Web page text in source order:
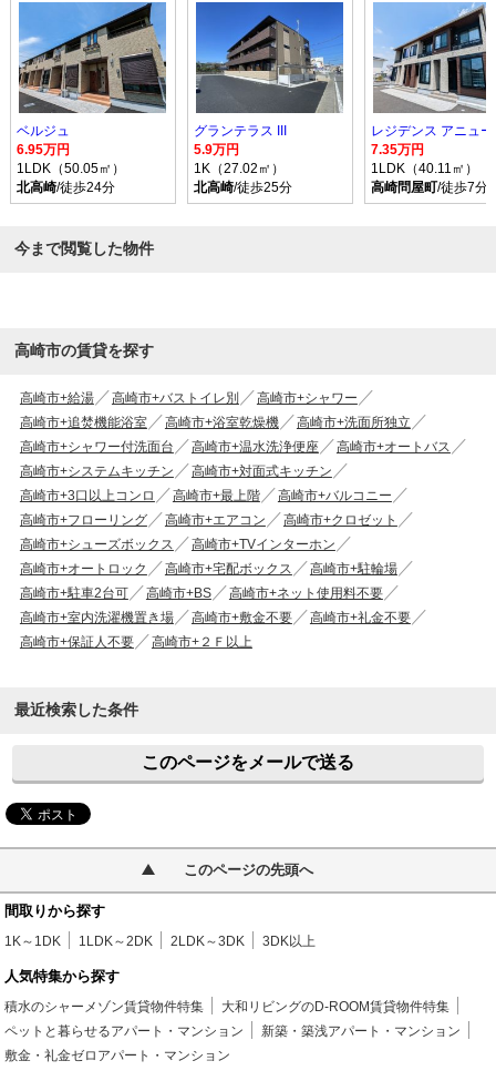
ベルジュ
6.95万円
1LDK（50.05㎡）
北高崎/徒歩24分
グランテラス III
5.9万円
1K（27.02㎡）
北高崎/徒歩25分
レジデンス アニュー
7.35万円
1LDK（40.11㎡）
高崎問屋町/徒歩7分
今まで閲覧した物件
高崎市の賃貸を探す
高崎市+給湯 高崎市+バストイレ別
高崎市+シャワー
高崎市+追焚機能浴室
高崎市+浴室乾燥機
高崎市+洗面所独立
高崎市+シャワー付洗面台
高崎市+温水洗浄便座
高崎市+オートバス
高崎市+システムキッチン
高崎市+対面式キッチン
高崎市+3口以上コンロ
高崎市+最上階
高崎市+バルコニー
高崎市+フローリング
高崎市+エアコン
高崎市+クロゼット
高崎市+シューズボックス
高崎市+TVインターホン
高崎市+オートロック
高崎市+宅配ボックス
高崎市+駐輪場
高崎市+駐車2台可
高崎市+BS
高崎市+ネット使用料不要
高崎市+室内洗濯機置き場
高崎市+敷金不要
高崎市+礼金不要
高崎市+保証人不要
高崎市+２Ｆ以上
最近検索した条件
このページをメールで送る
このページの先頭へ
間取りから探す
1K～1DK 1LDK～2DK 2LDK～3DK 3DK以上
人気特集から探す
積水のシャーメゾン賃貸物件特集
大和リビングのD-ROOM賃貸物件特集
ペットと暮らせるアパート・マンション
新築・築浅アパート・マンション
敷金・礼金ゼロアパート・マンション